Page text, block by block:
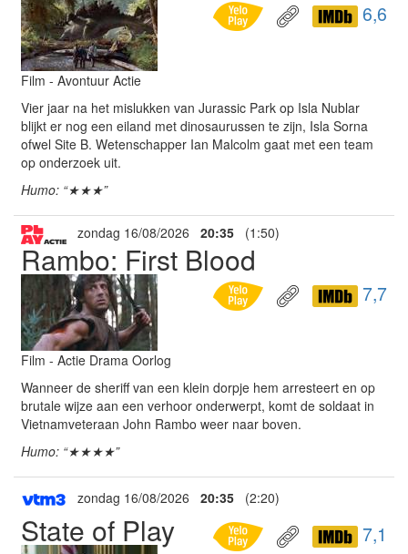
6,6
Film - Avontuur Actie
Vier jaar na het mislukken van Jurassic Park op Isla Nublar
blijkt er nog een eiland met dinosaurussen te zijn, Isla Sorna
ofwel Site B. Wetenschapper Ian Malcolm gaat met een team
op onderzoek uit.
Humo: “★★★”
zondag 16/08/2026 20:35 (1:50)
Rambo: First Blood
7,7
Film - Actie Drama Oorlog
Wanneer de sheriff van een klein dorpje hem arresteert en op
brutale wijze aan een verhoor onderwerpt, komt de soldaat in
Vietnamveteraan John Rambo weer naar boven.
Humo: “★★★★”
zondag 16/08/2026 20:35 (2:20)
State of Play 7,1